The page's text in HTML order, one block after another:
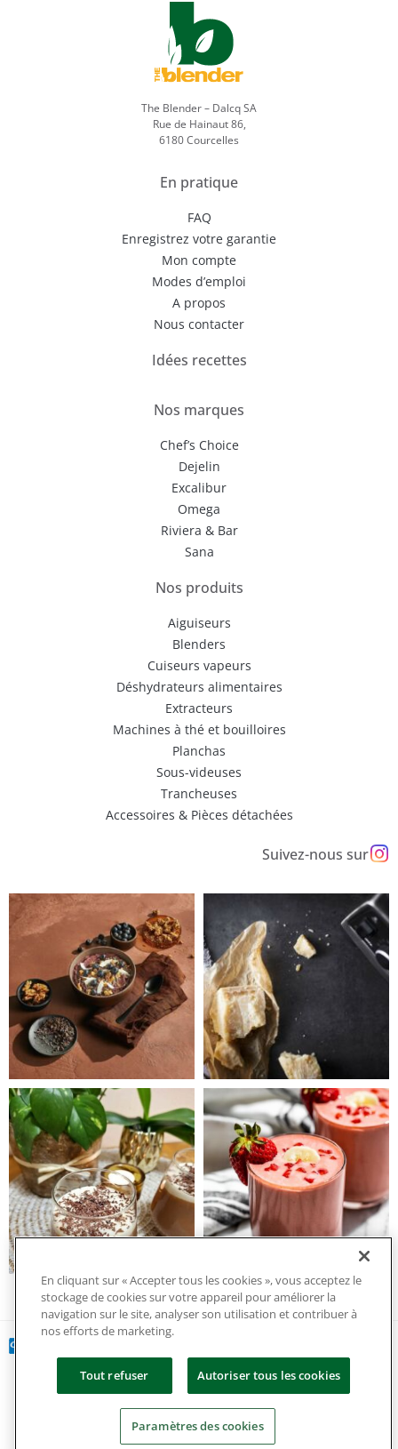
The Blender – Dalcq SA
Rue de Hainaut 86,
6180 Courcelles
En pratique
FAQ
Enregistrez votre garantie
Mon compte
Modes d’emploi
A propos
Nous contacter
Idées recettes
Nos marques
Chef’s Choice
Dejelin
Excalibur
Omega
Riviera & Bar
Sana
Nos produits
Aiguiseurs
Blenders
Cuiseurs vapeurs
Déshydrateurs alimentaires
Extracteurs
Machines à thé et bouilloires
Planchas
Sous-videuses
Trancheuses
Accessoires & Pièces détachées
Suivez-nous sur
Copyright 2024 tous droits réservés.
Politique de confidentialité et de gestion des cookies
En cliquant sur « Accepter tous les cookies », vous acceptez le
stockage de cookies sur votre appareil pour améliorer la
navigation sur le site, analyser son utilisation et contribuer à
nos efforts de marketing.
Tout refuser Autoriser tous les cookies
Paramètres des cookies